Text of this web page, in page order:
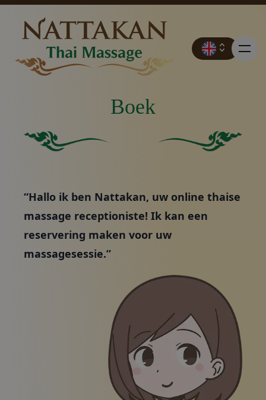
Prijzen
Neem contact op met
Promoties
Boek
“Hallo ik ben Nattakan, uw online thaise
massage receptioniste! Ik kan een
reservering maken voor uw
massagesessie.”